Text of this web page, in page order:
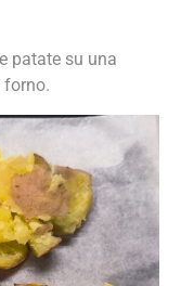
patate su una
forno.